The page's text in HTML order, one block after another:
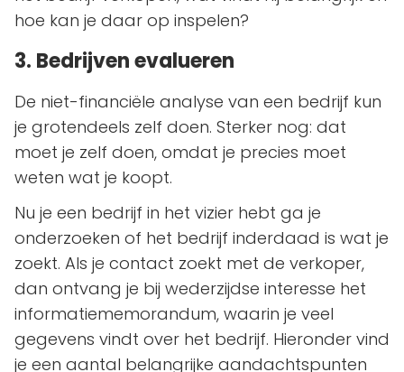
hoe kan je daar op inspelen?
3. Bedrijven evalueren
De niet-financiële analyse van een bedrijf kun
je grotendeels zelf doen. Sterker nog: dat
moet je zelf doen, omdat je precies moet
weten wat je koopt.
Nu je een bedrijf in het vizier hebt ga je
onderzoeken of het bedrijf inderdaad is wat je
zoekt. Als je contact zoekt met de verkoper,
dan ontvang je bij wederzijdse interesse het
informatiememorandum, waarin je veel
gegevens vindt over het bedrijf. Hieronder vind
je een aantal belangrijke aandachtspunten